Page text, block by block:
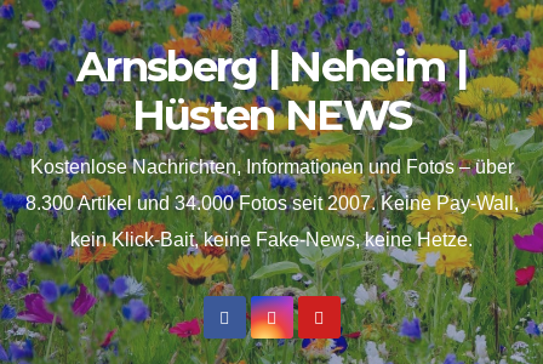
springen
Skip
to
content
Arnsberg | Neheim |
Hüsten NEWS
Kostenlose Nachrichten, Informationen und Fotos – über
8.300 Artikel und 34.000 Fotos seit 2007. Keine Pay-Wall,
kein Klick-Bait, keine Fake-News, keine Hetze.